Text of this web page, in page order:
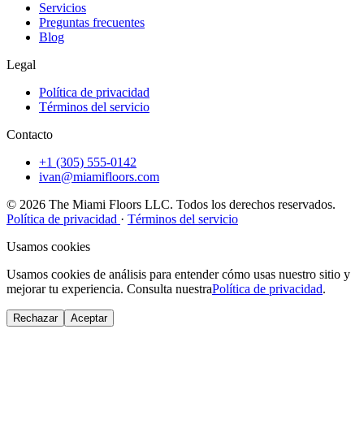
Servicios
Preguntas frecuentes
Blog
Legal
Política de privacidad
Términos del servicio
Contacto
+1 (305) 555-0142
ivan@miamifloors.com
© 2026 The Miami Floors LLC. Todos los derechos reservados.
Política de privacidad · Términos del servicio
Usamos cookies
Usamos cookies de análisis para entender cómo usas nuestro sitio y
mejorar tu experiencia. Consulta nuestraPolítica de privacidad.
Rechazar Aceptar